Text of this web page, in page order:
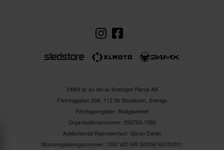
24MX är en del av företaget Pierce AB
Fleminggatan 20A, 112 26 Stockholm, Sverige
Företagsregister: Bolagsverket
Organisationsnummer: 556763-1592
Auktoriserad Representant: Göran Dahlin
Momsregisteringsnummer: OSS VAT-NR SE556763159201